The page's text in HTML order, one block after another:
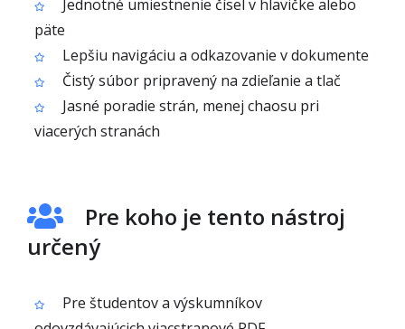
Jednotné umiestnenie čísel v hlavičke alebo
päte
Lepšiu navigáciu a odkazovanie v dokumente
Čistý súbor pripravený na zdieľanie a tlač
Jasné poradie strán, menej chaosu pri
viacerých stranách
Pre koho je tento nástroj
určený
Pre študentov a výskumníkov